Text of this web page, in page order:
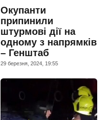
Окупанти
припинили
штурмові дії на
одному з напрямків
– Генштаб
29 березня, 2024, 19:55